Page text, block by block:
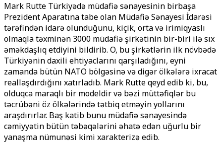
Mark Rutte Türkiyədə müdafiə sənayesinin birbaşa
Prezident Aparatına tabe olan Müdafiə Sənayesi İdarəsi
tərəfindən idarə olunduğunu, kiçik, orta və irimiqyaslı
olmaqla təxminən 3000 müdafiə şirkətinin bir-biri ilə sıx
əməkdaşlıq etdiyini bildirib. O, bu şirkətlərin ilk növbədə
Türkiyənin daxili ehtiyaclarını qarşıladığını, eyni
zamanda bütün NATO bölgəsinə və digər ölkələrə ixracat
reallaşdırdığını xatırladıb. Mark Rutte qeyd edib ki, bu,
olduqca maraqlı bir modeldir və bəzi müttəfiqlər bu
təcrübəni öz ölkələrində tətbiq etməyin yollarını
araşdırırlar. Baş katib bunu müdafiə sənayesində
cəmiyyətin bütün təbəqələrini əhatə edən uğurlu bir
yanaşma nümunəsi kimi xarakterizə edib.